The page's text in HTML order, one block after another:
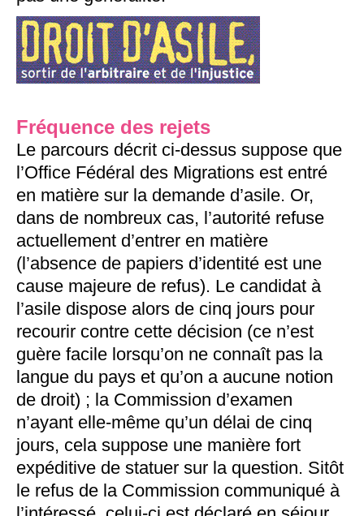
Fréquence des rejets
Le parcours décrit ci-dessus suppose que
l’Office Fédéral des Migrations est entré
en matière sur la demande d’asile. Or,
dans de nombreux cas, l’autorité refuse
actuellement d’entrer en matière
(l’absence de papiers d’identité est une
cause majeure de refus). Le candidat à
l’asile dispose alors de cinq jours pour
recourir contre cette décision (ce n’est
guère facile lorsqu’on ne connaît pas la
langue du pays et qu’on a aucune notion
de droit) ; la Commission d’examen
n’ayant elle-même qu’un délai de cinq
jours, cela suppose une manière fort
expéditive de statuer sur la question. Sitôt
le refus de la Commission communiqué à